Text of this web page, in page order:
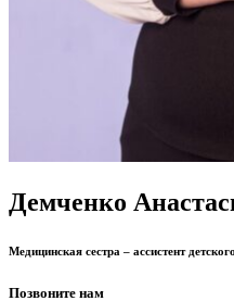
Демченко
Медицинская сестра – ассистент
Позвоните нам